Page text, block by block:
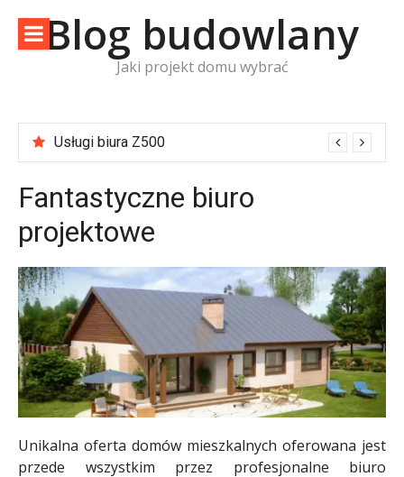
contentBlog budowlany
Jaki projekt domu wybrać
Usługi biura Z500
Fantastyczne biuro
projektowe
Unikalna oferta domów mieszkalnych oferowana jest
przede wszystkim przez profesjonalne biuro